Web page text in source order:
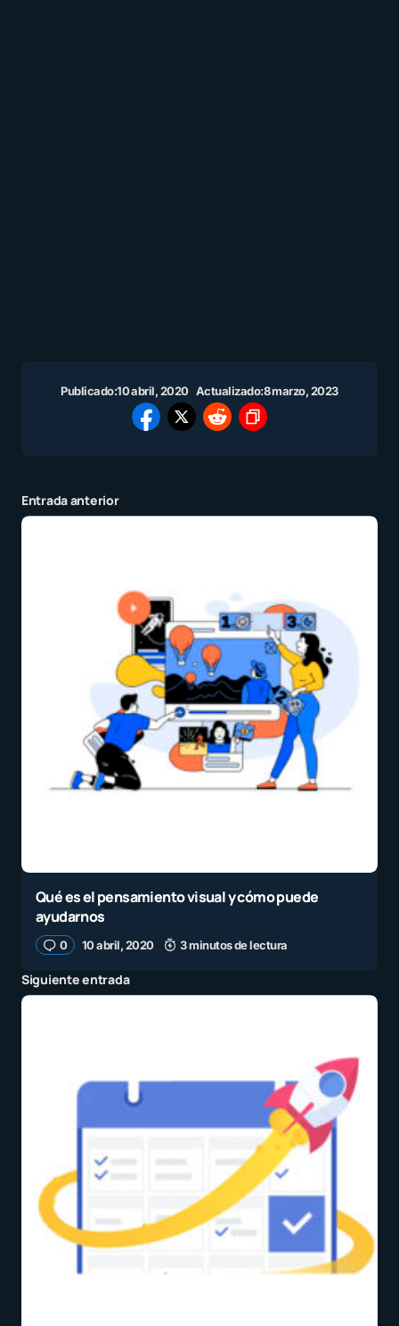
Publicado:10 abril, 2020 Actualizado:8 marzo, 2023
Entrada anterior
Qué es el pensamiento visual y cómo puede
ayudarnos
0 10 abril, 2020 3 minutos de lectura
Siguiente entrada